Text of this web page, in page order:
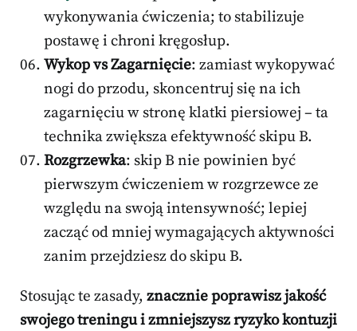
wykonywania ćwiczenia; to stabilizuje
postawę i chroni kręgosłup.
Wykop vs Zagarnięcie: zamiast wykopywać
nogi do przodu, skoncentruj się na ich
zagarnięciu w stronę klatki piersiowej – ta
technika zwiększa efektywność skipu B.
Rozgrzewka: skip B nie powinien być
pierwszym ćwiczeniem w rozgrzewce ze
względu na swoją intensywność; lepiej
zacząć od mniej wymagających aktywności
zanim przejdziesz do skipu B.
Stosując te zasady, znacznie poprawisz jakość
swojego treningu i zmniejszysz ryzyko kontuzji